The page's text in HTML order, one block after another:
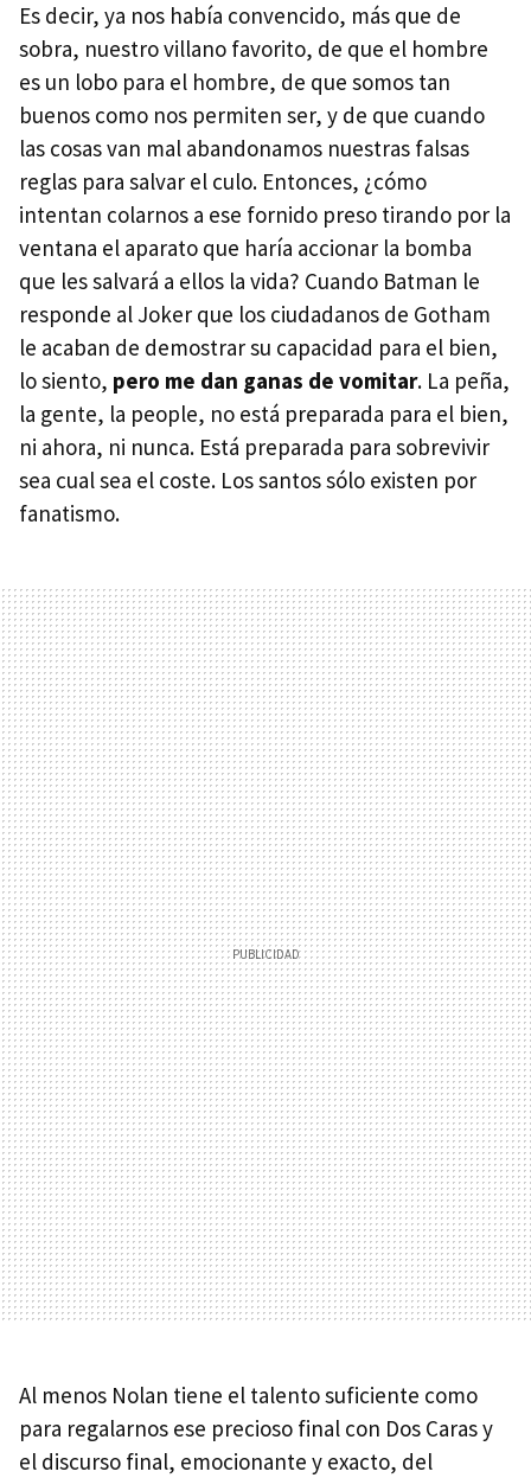
Es decir, ya nos había convencido, más que de
sobra, nuestro villano favorito, de que el hombre
es un lobo para el hombre, de que somos tan
buenos como nos permiten ser, y de que cuando
las cosas van mal abandonamos nuestras falsas
reglas para salvar el culo. Entonces, ¿cómo
intentan colarnos a ese fornido preso tirando por la
ventana el aparato que haría accionar la bomba
que les salvará a ellos la vida? Cuando Batman le
responde al Joker que los ciudadanos de Gotham
le acaban de demostrar su capacidad para el bien,
lo siento, pero me dan ganas de vomitar. La peña,
la gente, la people, no está preparada para el bien,
ni ahora, ni nunca. Está preparada para sobrevivir
sea cual sea el coste. Los santos sólo existen por
fanatismo.
Al menos Nolan tiene el talento suficiente como
para regalarnos ese precioso final con Dos Caras y
el discurso final, emocionante y exacto, del